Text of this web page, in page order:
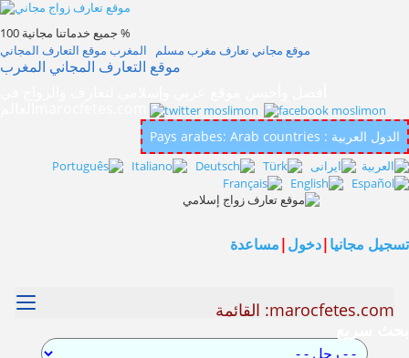
جميع خدماتنا مجانية 100 %
موقع مجاني تعارف مغرب مسلم المغرب موقع التعارف المجاني
موقع التعارف المجاني المغرب
Pays arabes: Arab countries : الدول العربية
تسجيل مجانيا|دخول|مساعدة
marocfetes.com: القائمة